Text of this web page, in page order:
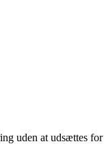
uden at udsættes